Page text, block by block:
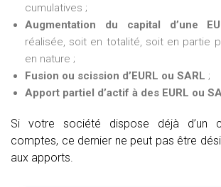
cumulatives ;
Augmentation du capital d’une
réalisée, soit en totalité, soit en partie
en nature ;
Fusion ou scission d’EURL ou SARL ;
Apport partiel d’actif à des EURL ou
Si votre société dispose déjà d’un
comptes, ce dernier ne peut pas être
aux apports.